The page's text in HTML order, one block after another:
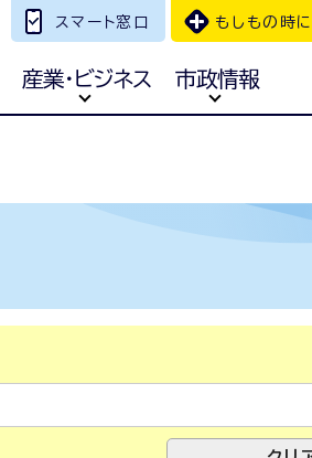
スマート窓口 もしもの時に
産業・ビジネス 市政情報